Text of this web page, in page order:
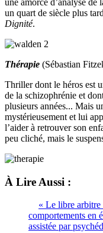
une amorce d’analyse de
un quart de siècle plus
Dignité.
Thérapie (Sébastian
Thriller dont le héros est
de la schizophrénie et
plusieurs années... Mais
mystérieusement et lui
l’aider à retrouver son
peu cliché, mais le
À Lire Aussi :
« Le libre arbitre
comportements en
assistée par